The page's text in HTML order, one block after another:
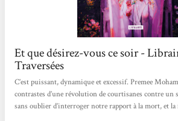
Et que désirez-vous ce soir -
Traversées
C’est puissant, dynamique et excessif. Premee
contrastes d’une révolution de courtisanes contre un
sans oublier d’interroger notre rapport à la mort, et la